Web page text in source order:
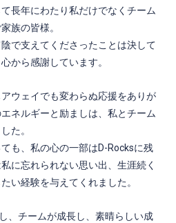
長年にわたり私だけでなくチーム
族の皆様。
で支えてくださったことは決して
から感謝しています。
ウェイでも変わらぬ応援をありが
ネルギーと励ましは、私とチーム
た。
も、私の心の一部はD-Rocksに残
に忘れられない思い出、生涯続く
い経験を与えてくれました。
、チームが成長し、素晴らしい成